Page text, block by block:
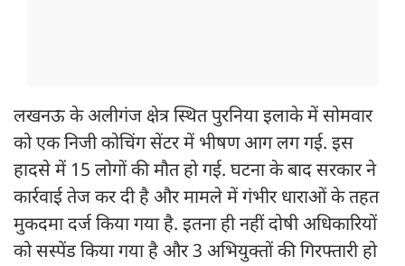
लखनऊ के अलीगंज क्षेत्र स्थित पुरनिया इलाके में सोमवार
को एक निजी कोचिंग सेंटर में भीषण आग लग गई. इस
हादसे में 15 लोगों की मौत हो गई. घटना के बाद सरकार ने
कार्रवाई तेज कर दी है और मामले में गंभीर धाराओं के तहत
मुकदमा दर्ज किया गया है. इतना ही नहीं दोषी अधिकारियों
को सस्पेंड किया गया है और 3 अभियुक्तों की गिरफ्तारी हो